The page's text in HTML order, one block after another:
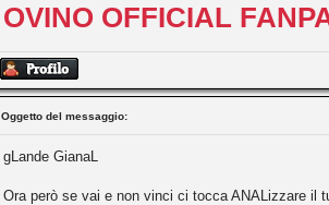
OVINO OFFICIAL
Oggetto del messaggio:
gLande GianaL
Ora però se vai e non vinci ci tocca ANALizzare il